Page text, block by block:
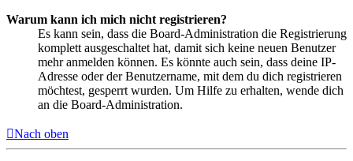
Warum kann ich mich nicht registrieren?
Es kann sein, dass die Board-Administration die Registrierung
komplett ausgeschaltet hat, damit sich keine neuen Benutzer
mehr anmelden können. Es könnte auch sein, dass deine IP-
Adresse oder der Benutzername, mit dem du dich registrieren
möchtest, gesperrt wurden. Um Hilfe zu erhalten, wende dich
an die Board-Administration.
Nach oben